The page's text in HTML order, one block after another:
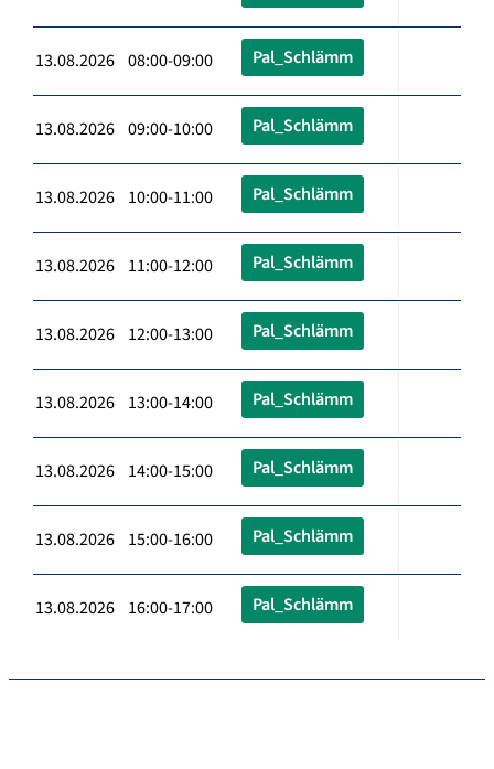
13.08.2026 08:00-09:00 Pal_Schlämm
13.08.2026 09:00-10:00 Pal_Schlämm
13.08.2026 10:00-11:00 Pal_Schlämm
13.08.2026 11:00-12:00 Pal_Schlämm
13.08.2026 12:00-13:00 Pal_Schlämm
13.08.2026 13:00-14:00 Pal_Schlämm
13.08.2026 14:00-15:00 Pal_Schlämm
13.08.2026 15:00-16:00 Pal_Schlämm
13.08.2026 16:00-17:00 Pal_Schlämm